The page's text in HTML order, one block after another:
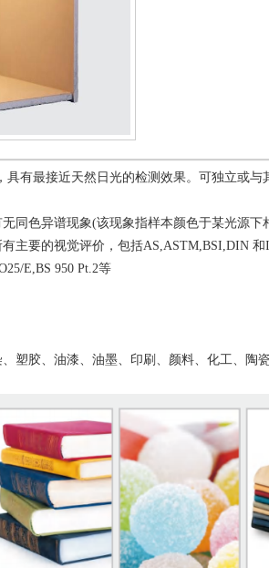
有最接近天然日光的检测效果。可独立或
同色异谱现象(该现象指样本颜色于某光源下
主要的视觉评价，包括AS,ASTM,BSI,DIN 和
E,BS 950 Pt.2等
塑胶、油漆、油墨、印刷、颜料、化工、陶